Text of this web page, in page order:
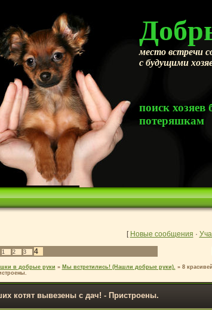
место встречи
с будущими
поиск
потеряшкам
[ Новые сообщения ·
1 2 3 4
в добрые руки » Мы встретились! (Нашли добрые руки). » 8
котят вывезены с дач! - Пристроены.